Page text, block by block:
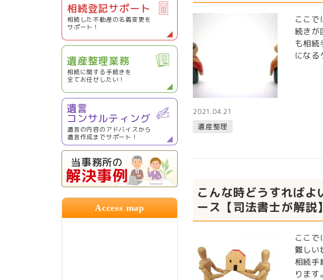
ここ
続きが
も相続
にな
2021.04.21
遺産整理
こんな時どうすれば
ース【司法書士が解説】
ここ
難しい
相続手
りま
相続登記サポート
相続した不動産の名義変更を
サポート！
遺産整理業務
相続に関する手続きを
全てお任せしたい！
遺言
コンサルティング
遺言の内容のアドバイスから
遺言作成までサポート！
当事務所の
解決事例
Access map